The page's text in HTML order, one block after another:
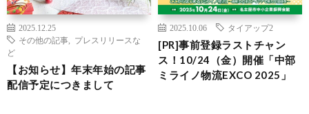
2025.12.25
その他の記事
プレスリリースな
ど
【お知らせ】年末年始の記事
配信予定につきまして
2025.10.06 タイアップ2
[PR]事前登録ラストチャン
ス！10/24（金）開催「中部
ミライノ物流EXCO 2025」